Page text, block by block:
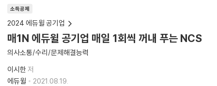
소득공제
2024 에듀윌 공기업
매1N 에듀윌 공기업 매일 1회씩 꺼내 푸는 NCS
의사소통/수리/문제해결능력
이시한 저
에듀윌
2021.08.19.